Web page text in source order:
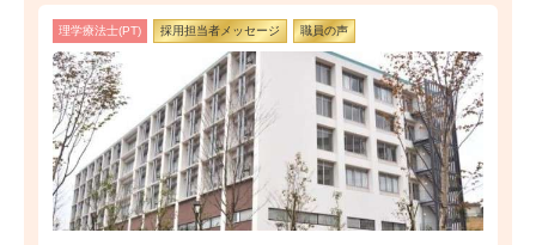
理学療法士(PT) 採用担当者メッセージ 職員の声